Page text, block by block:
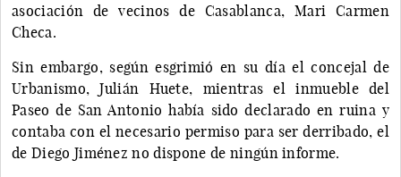
asociación de vecinos de Casablanca, Mari Carmen
Checa.
Sin embargo, según esgrimió en su día el concejal de
Urbanismo, Julián Huete, mientras el inmueble del
Paseo de San Antonio había sido declarado en ruina y
contaba con el necesario permiso para ser derribado, el
de Diego Jiménez no dispone de ningún informe.